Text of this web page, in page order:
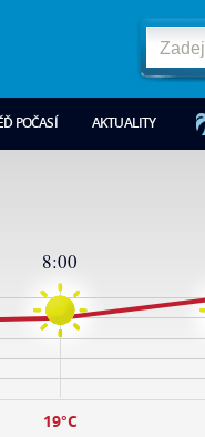
POČASÍ AKTUALITY
8:00
19°C